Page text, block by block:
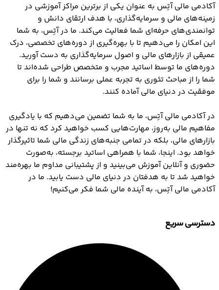
آکادمی مالی آتِس به عنوان یکی از برترین مراکز آموزشی در
زمینه‌های مالی و سرمایه‌گذاری، با هدف ارتقای دانش و
توانمندی‌های حرفه‌ای شما فعالیت می‌کند. ما در آتِس، به شما
این امکان را می‌دهیم تا با بهره‌گیری از دوره‌های تخصصی، درک
عمیقی از بازارهای مالی و اصول سرمایه‌گذاری به دست آورید.
دوره‌های ما توسط اساتید مجرب و متخصص طراحی شده‌اند تا
شما را از مباحث تئوری به تجربه عملی برسانند و شما را برای
موفقیت در دنیای مالی آماده کنند.
در آکادمی مالی آتِس، ما به شما تضمین می‌دهیم که با یادگیری
مفاهیم مالی به‌روز، مهارت‌هایی کسب خواهید کرد که نه تنها در
بازارهای مالی، بلکه در تمامی جنبه‌های زندگی مالی شما تاثیرگذار
خواهد بود. اینجا، شما با همراهی اساتید برجسته، به‌صورت
حضوری و آنلاین آموزش می‌بینید و از پشتیبانی مداوم ما بهره‌مند
خواهید شد تا به هدفتان در دنیای مالی دست یابید. ما در
آکادمی مالی آتِس، به آینده مالی شما فکر می‌کنیم!
دسترسی سریع